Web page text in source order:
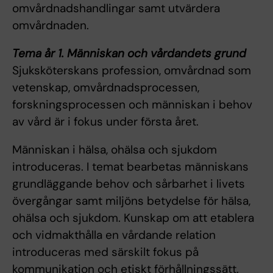
omvårdnadshandlingar samt utvärdera
omvårdnaden.
Tema år 1. Människan och vårdandets grund
Sjuksköterskans profession, omvårdnad som
vetenskap, omvårdnadsprocessen,
forskningsprocessen och människan i behov
av vård är i fokus under första året.
Människan i hälsa, ohälsa och sjukdom
introduceras. I temat bearbetas människans
grundläggande behov och sårbarhet i livets
övergångar samt miljöns betydelse för hälsa,
ohälsa och sjukdom. Kunskap om att etablera
och vidmakthålla en vårdande relation
introduceras med särskilt fokus på
kommunikation och etiskt förhållningssätt.